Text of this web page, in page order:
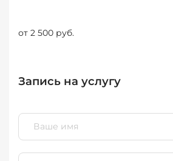
от 2 500 руб.
Запись на услугу